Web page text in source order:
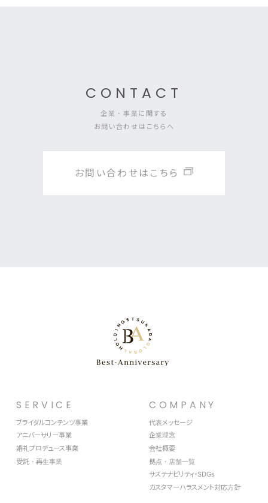
CONTACT
企業・事業に関する
お問い合わせはこちらへ
お問い合わせはこちら
SERVICE
ブライダルコンテンツ事業
アニバーサリー事業
婚礼プロデュース事業
受託・再生事業
COMPANY
代表メッセージ
企業理念
会社概要
拠点・店舗一覧
サステナビリティ・SDGs
カスタマーハラスメント対応方針